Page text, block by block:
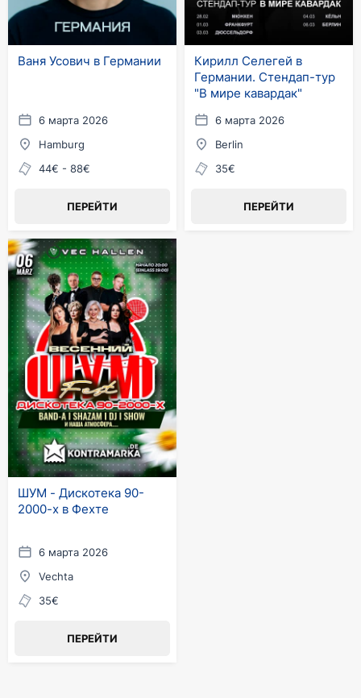
Ваня Усович в Германии
6 марта 2026
Hamburg
44€ - 88€
ПЕРЕЙТИ
Кирилл Селегей в
Германии. Стендап-тур
"В мире кавардак"
6 марта 2026
Berlin
35€
ПЕРЕЙТИ
ШУМ - Дискотека 90-
2000-х в Фехте
6 марта 2026
Vechta
35€
ПЕРЕЙТИ